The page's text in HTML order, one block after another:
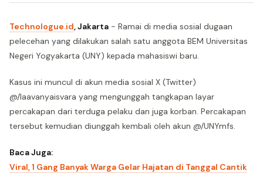
Technologue.id, Jakarta - Ramai di media sosial dugaan
pelecehan yang dilakukan salah satu anggota BEM Universitas
Negeri Yogyakarta (UNY) kepada mahasiswi baru.
Kasus ini muncul di akun media sosial X (Twitter)
@/laavanyaisvara yang mengunggah tangkapan layar
percakapan dari terduga pelaku dan juga korban. Percakapan
tersebut kemudian diunggah kembali oleh akun @/UNYmfs.
Baca Juga:
Viral, 1 Gang Banyak Warga Gelar Hajatan di Tanggal Cantik